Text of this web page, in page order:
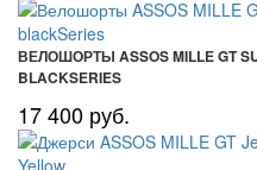
ВЕЛОШОРТЫ ASSOS MILLE GT
BLACKSERIES
17 400 руб.